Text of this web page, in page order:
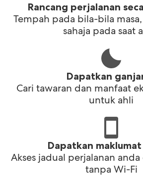
Rancang perjalanan
Tempah pada bila-bila
sahaja pada saat
Dapatkan
Cari tawaran dan manfaat
untuk ahli
Dapatkan
Akses jadual perjalanan
tanpa Wi-Fi